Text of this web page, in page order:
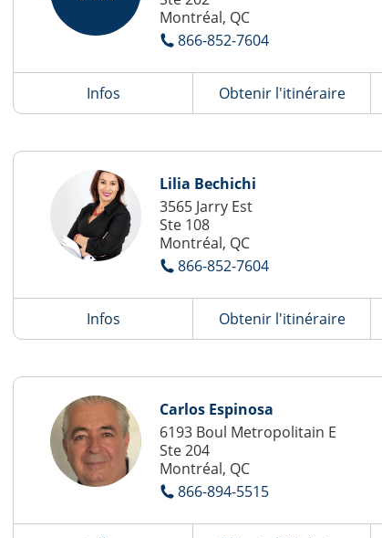
Montréal, QC
866-852-7604
Infos Obtenir l'itinéraire
Lilia Bechichi
3565 Jarry Est
Ste 108
Montréal, QC
866-852-7604
Infos Obtenir l'itinéraire
Carlos Espinosa
6193 Boul Metropolitain E
Ste 204
Montréal, QC
866-894-5515